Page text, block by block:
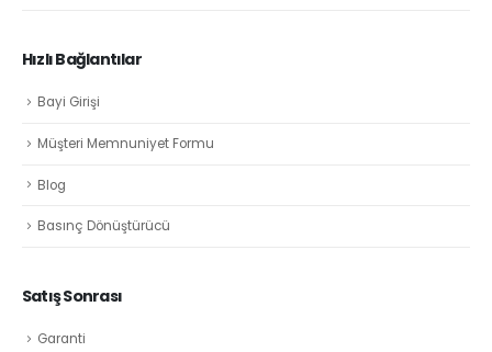
Hızlı Bağlantılar
Bayi Girişi
Müşteri Memnuniyet Formu
Blog
Basınç Dönüştürücü
Satış Sonrası
Garanti